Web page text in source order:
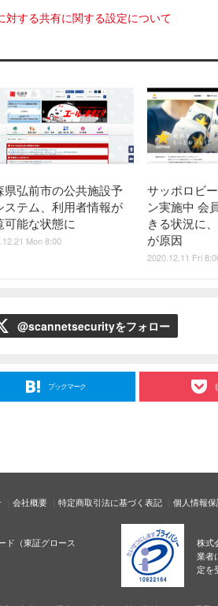
対する共有に関する設定について
県弘前市の公共施設予
ステム、利用者情報が
可能な状態に
Mon 8:00
サッポロビ
ン実施中 会
きる状況に
が原因
2020.12.11 Fri
@scannetsecurityをフォロー
ブックマーク
会社概要 特定商取引法に基づく表記 個人情報
ド（東証グロース
株式
業者
定を